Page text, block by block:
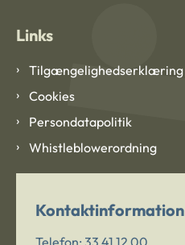
Links
Tilgængelighedserklæring
Cookies
Persondatapolitik
Whistleblowerordning
Kontaktinformation